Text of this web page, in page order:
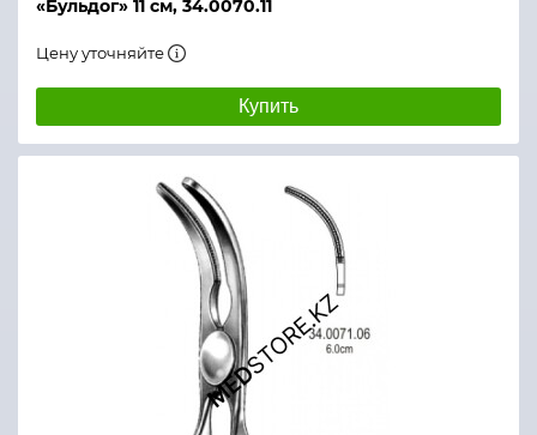
«Бульдог» 11 см, 34.0070.11
Цену уточняйте
Купить